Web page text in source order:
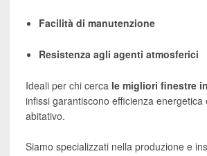
Facilità di manutenzione
Resistenza agli agenti atmosferici
Ideali per chi cerca le migliori finestre
infissi garantiscono efficienza energetica
abitativo.
Siamo specializzati nella produzione e